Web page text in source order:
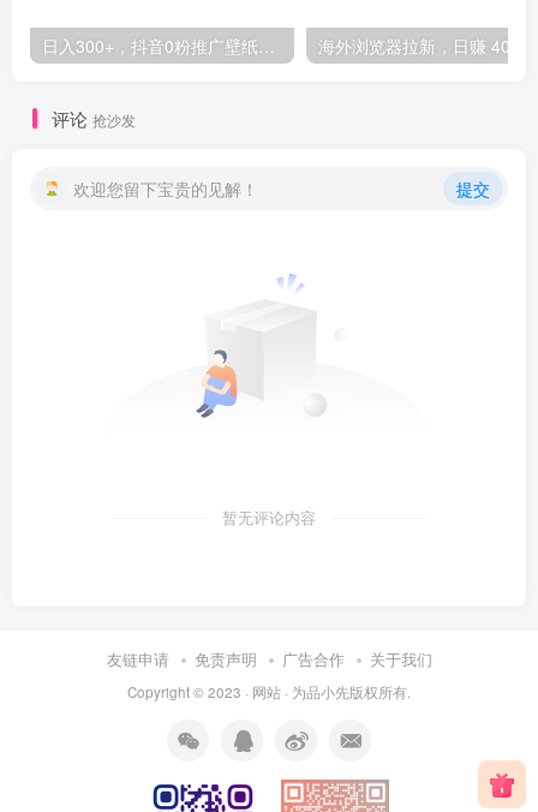
日入300+，抖音0粉推广壁纸，1小时学会，当天见收益，隔天提现-品小先项目发源地
评论 抢沙发
欢迎您留下宝贵的见解！ 提交
暂无评论内容
友链申请 免责声明 广告合作 关于我们
Copyright © 2023 · 网站 · 为品小先版权所有.